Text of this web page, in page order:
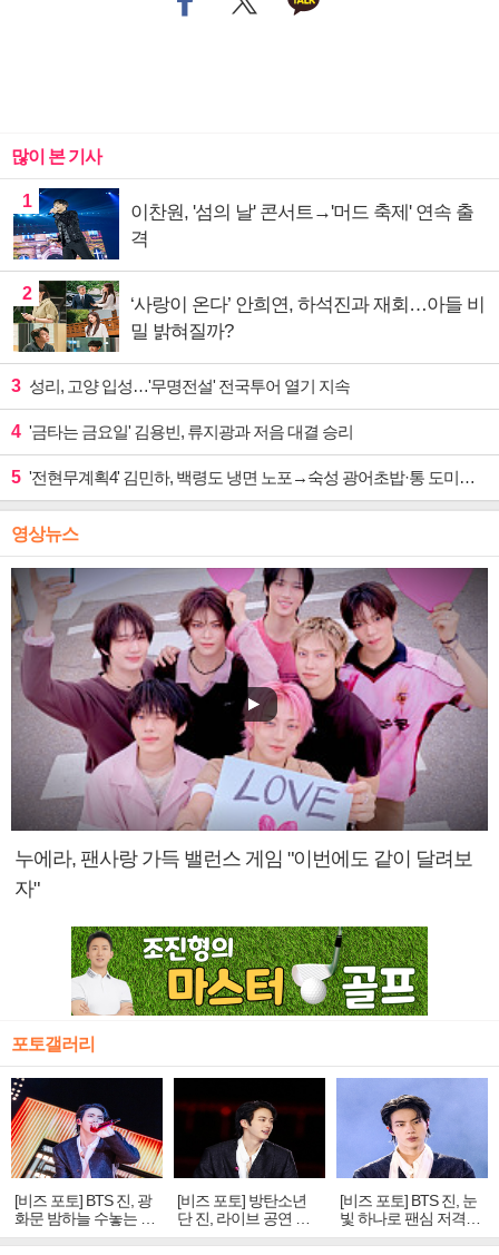
많이 본 기사
1
이찬원, '섬의 날' 콘서트→'머드 축제' 연속 출
격
2
‘사랑이 온다’ 안희연, 하석진과 재회…아들 비
밀 밝혀질까?
3 성리, 고양 입성…'무명전설' 전국투어 열기 지속
4 '금타는 금요일' 김용빈, 류지광과 저음 대결 승리
5 '전현무계획4' 김민하, 백령도 냉면 노포→숙성 광어초밥·통 도미찜 맛집 탐방
영상뉴스
누에라, 팬사랑 가득 밸런스 게임 "이번에도 같이 달려보
자"
포토갤러리
[비즈 포토] BTS 진, 광
화문 밤하늘 수놓는 '비
주얼 킹'의 열창
[비즈 포토] 방탄소년
단 진, 라이브 공연 중
빛나는 독보적 아우라
[비즈 포토] BTS 진, 눈
빛 하나로 팬심 저격…
독보적 카리스마